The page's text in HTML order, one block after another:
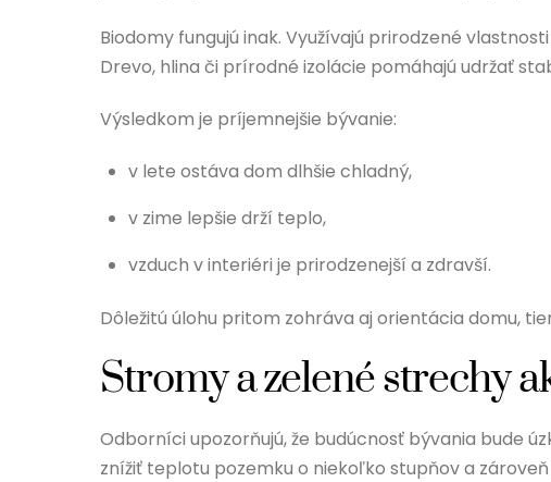
Biodomy fungujú inak. Využívajú prirodzené
Drevo, hlina či prírodné izolácie pomáhajú udržať
Výsledkom je príjemnejšie bývanie:
v lete ostáva dom dlhšie chladný,
v zime lepšie drží teplo,
vzduch v interiéri je prirodzenejší a zdravší.
Dôležitú úlohu pritom zohráva aj orientácia domu,
Stromy a zelené strechy
Odborníci upozorňujú, že budúcnosť bývania bude
znížiť teplotu pozemku o niekoľko stupňov a